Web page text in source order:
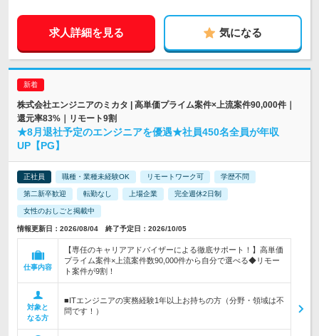
求人詳細を見る 気になる
株式会社エンジニアのミカタ | 高単価プライム案件×上流案件90,000件｜
還元率83%｜リモート9割
★8月退社予定のエンジニアを優遇★社員450名全員が年収
UP【PG】
正社員 職種・業種未経験OK リモートワーク可 学歴不問
第二新卒歓迎 転勤なし 上場企業 完全週休2日制
女性のおしごと掲載中
情報更新日：2026/08/04 終了予定日：2026/10/05
仕事内容
【専任のキャリアアドバイザーによる徹底サポート！】高単価
プライム案件×上流案件数90,000件から自分で選べる◆リモー
ト案件が9割！
対象と
なる方
■ITエンジニアの実務経験1年以上お持ちの方（分野・領域は不
問です！）